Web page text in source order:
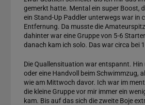
gemerkt hatte. Mental ein super Boost,
ein Stand-Up Paddler unterwegs war in
Entfernung. Da musste die
dahinter war eine Gruppe von 5-6
danach kam ich solo. Das war circa bei
Die Quallensituation war entspannt. Hin
oder eine Handvoll beim Schwimmzug,
wie am Mittwoch davor. Ich war im
die kleine Gruppe vor mir immer ein
kam. Bis auf das sich die zweite Boje